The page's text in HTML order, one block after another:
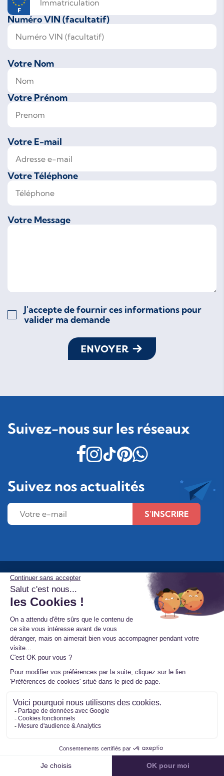
Numéro VIN (facultatif)
Votre Nom
Votre Prénom
Votre E-mail
Votre Téléphone
Votre Message
J'accepte de fournir ces informations pour
valider ma demande
ENVOYER
Suivez-nous sur les réseaux
Suivez nos actualités
S'INSCRIRE
À propos de
Nous contacter
Étude FLASHS 2026
FAQ
Étude IFOP
Mister Turbo Avis